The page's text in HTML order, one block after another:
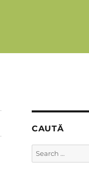
CAUTĂ
Search
for: